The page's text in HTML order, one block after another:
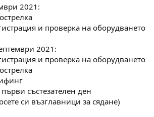
2021:
и проверка на оборудването
2021:
и проверка на оборудването
състезателен ден
си възглавници за сядане)